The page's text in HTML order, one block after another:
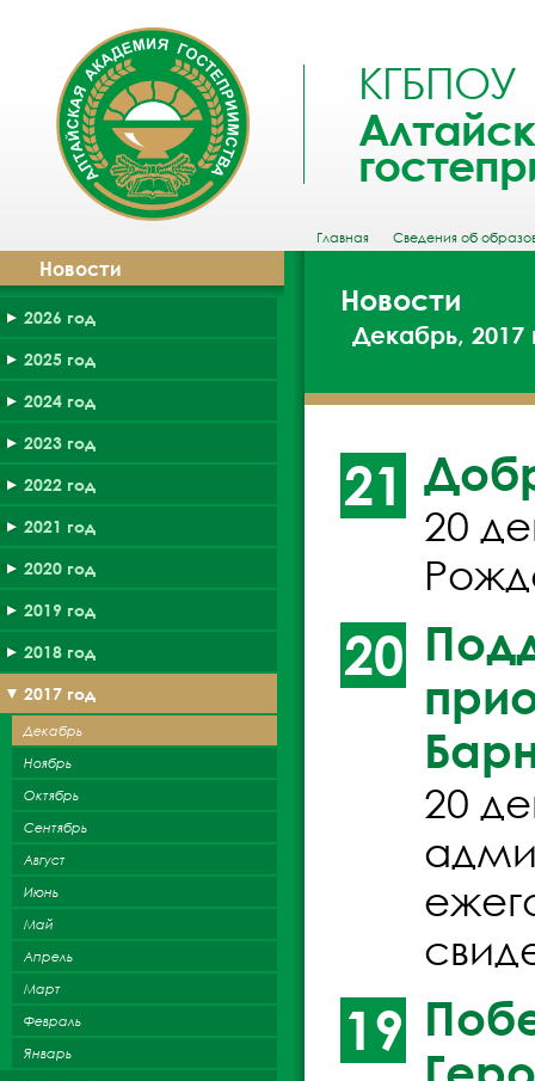
КГБПОУ
Главная Сведения об
Новости
2026 год
2025 год
2024 год
2023 год
2022 год
2021 год
2020 год
2019 год
2018 год
2017 год
Декабрь
Ноябрь
Октябрь
Сентябрь
Август
Июнь
Май
Апрель
Март
Февраль
Январь
Новости
Декабрь, 2017
21
20
20
20
19